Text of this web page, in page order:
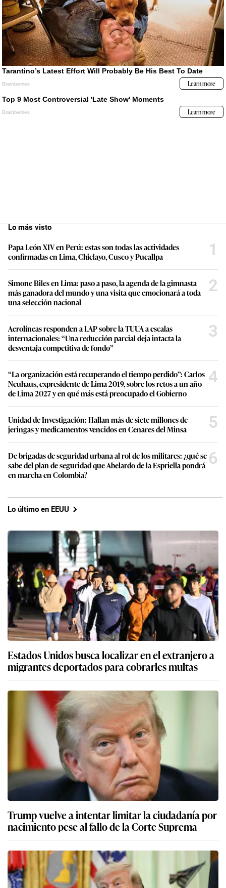
Lo más visto
Papa León XIV en Perú: estas son todas las actividades
confirmadas en Lima, Chiclayo, Cusco y Pucallpa
1
Simone Biles en Lima: paso a paso, la agenda de la gimnasta
más ganadora del mundo y una visita que emocionará a toda
una selección nacional
2
Aerolíneas responden a LAP sobre la TUUA a escalas
internacionales: “Una reducción parcial deja intacta la
desventaja competitiva de fondo”
3
“La organización está recuperando el tiempo perdido”: Carlos
Neuhaus, expresidente de Lima 2019, sobre los retos a un año
de Lima 2027 y en qué más está preocupado el Gobierno
4
Unidad de Investigación: Hallan más de siete millones de
jeringas y medicamentos vencidos en Cenares del Minsa
5
De brigadas de seguridad urbana al rol de los militares: ¿qué se
sabe del plan de seguridad que Abelardo de la Espriella pondrá
en marcha en Colombia?
6
Lo último en EEUU
Estados Unidos busca localizar en el extranjero a
migrantes deportados para cobrarles multas
Trump vuelve a intentar limitar la ciudadanía por
nacimiento pese al fallo de la Corte Suprema